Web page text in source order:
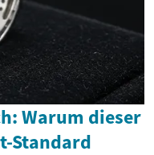
Warum dieser
Standard